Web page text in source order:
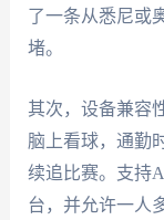
了一条从悉尼或
堵。
其次，设备兼容
脑上看球，通勤
续追比赛。支持
台，并允许一人